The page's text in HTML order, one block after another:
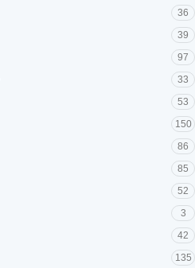
36
39
97
33
53
150
86
85
52
3
42
135